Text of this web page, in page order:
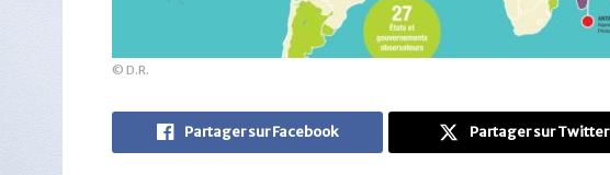
© D.R.
Partager sur Facebook Partager sur Twitter